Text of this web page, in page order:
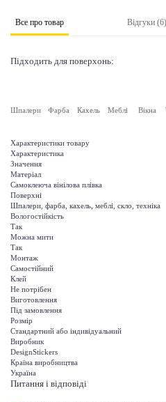
Все про товар Відгуки (6)
Підходить для поверхонь:
Шпалери Фарба Кахель Меблі Вікна
Характеристики товару
Характеристика
Значення
Матеріал
Самоклеюча вінілова плівка
Поверхні
Шпалери, фарба, кахель, меблі, скло, техніка
Вологостійкість
Так
Можна мити
Так
Монтаж
Самостійний
Клей
Не потрібен
Виготовлення
Під замовлення
Розмір
Стандартний або індивідуальний
Виробник
DesignStickers
Країна виробництва
Україна
Питання і відповіді